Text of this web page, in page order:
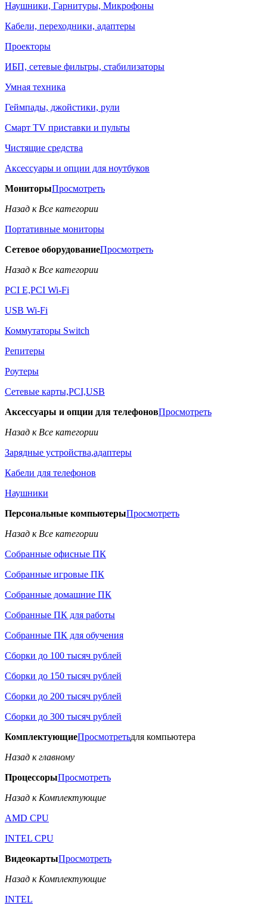
Наушники, Гарнитуры, Микрофоны
Кабели, переходники, адаптеры
Проекторы
ИБП, сетевые фильтры, стабилизаторы
Умная техника
Геймпады, джойстики, рули
Смарт TV приставки и пульты
Чистящие средства
Аксессуары и опции для ноутбуков
МониторыПросмотреть
Назад к Все категории
Портативные мониторы
Сетевое оборудованиеПросмотреть
Назад к Все категории
PCI E,PCI Wi-Fi
USB Wi-Fi
Коммутаторы Switch
Репитеры
Роутеры
Сетевые карты,PCI,USB
Аксессуары и опции для телефоновПросмотреть
Назад к Все категории
Зарядные устройства,адаптеры
Кабели для телефонов
Наушники
Персональные компьютерыПросмотреть
Назад к Все категории
Собранные офисные ПК
Собранные игровые ПК
Собранные домашние ПК
Собранные ПК для работы
Собранные ПК для обучения
Сборки до 100 тысяч рублей
Сборки до 150 тысяч рублей
Сборки до 200 тысяч рублей
Сборки до 300 тысяч рублей
КомплектующиеПросмотретьдля компьютера
Назад к главному
ПроцессорыПросмотреть
Назад к Комплектующие
AMD CPU
INTEL CPU
ВидеокартыПросмотреть
Назад к Комплектующие
INTEL